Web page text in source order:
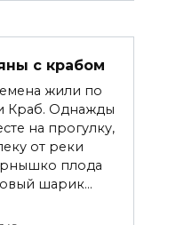
с крабом
жили по
Краб. Однажды
на прогулку,
от реки
плода
шарик...